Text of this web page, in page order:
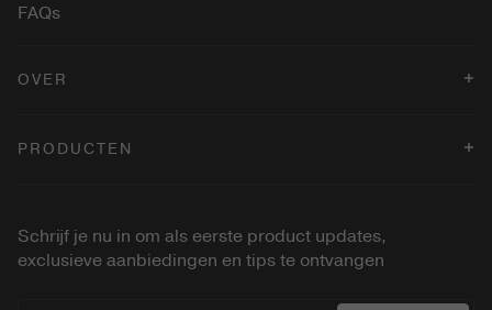
FAQs
OVER
Blog
Privacybeleid
Betaling
PRODUCTEN
Velvet Dream Lipstick
Schrijf je nu in om als eerste product updates,
exclusieve aanbiedingen en tips te ontvangen